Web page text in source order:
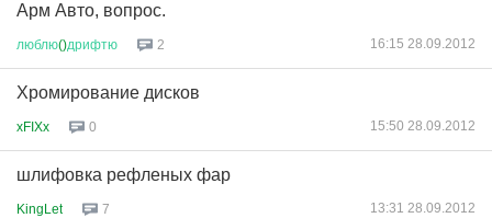
Арм Авто, вопрос.
люблю()дрифтю 2 16:15 28.09.2012
Хромирование дисков
xFIXx 0 15:50 28.09.2012
шлифовка рефленых фар
KingLet 7 13:31 28.09.2012